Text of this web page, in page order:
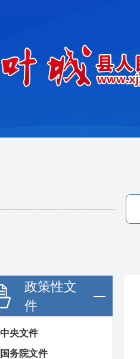
政策性文
件
中央文件
国务院文件